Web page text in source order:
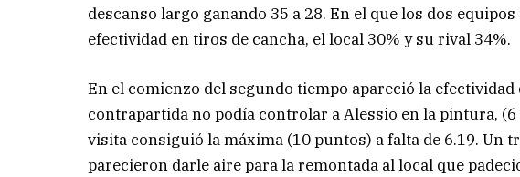
descanso largo ganando 35 a 28. En el que los dos
efectividad en tiros de cancha, el local 30% y su rival 34%.
En el comienzo del segundo tiempo apareció la
contrapartida no podía controlar a Alessio en la pintura,
visita consiguió la máxima (10 puntos) a falta de 6.19. Un
parecieron darle aire para la remontada al local que